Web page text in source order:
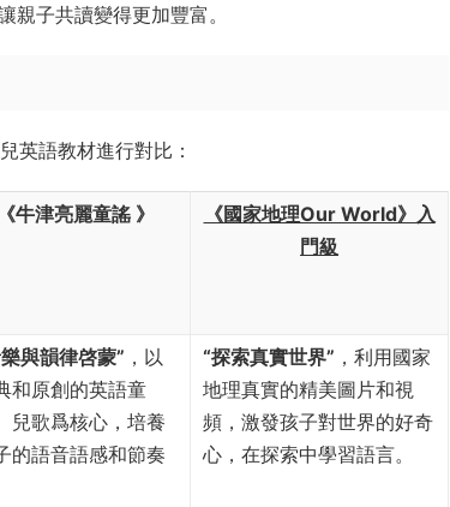
親子共讀變得更加豐富。
英語教材進行對比：
《牛津亮麗童謠 》
《國家地理Our World》入
門級
與韻律啓蒙” ，以
和原創的英語童
兒歌爲核心，培養
的語音語感和節奏
“探索真實世界” ，利用國家
地理真實的精美圖片和視
頻，激發孩子對世界的好奇
心，在探索中學習語言。